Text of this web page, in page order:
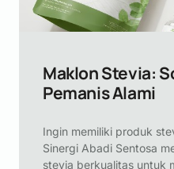
Maklon Stevia:
Pemanis Alami
Ingin memiliki produk
Sinergi Abadi Sentosa
stevia berkualitas untuk